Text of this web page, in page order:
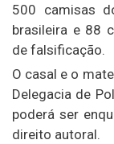
500 camisas
brasileira e 88
de falsificação.
O casal e o
Delegacia de
poderá ser
direito autoral.